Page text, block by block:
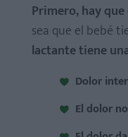
Primero, hay
sea que el bebé
lactante tiene
Dolor
El dolor